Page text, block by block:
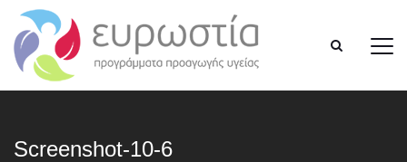
Screenshot-10-6